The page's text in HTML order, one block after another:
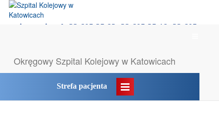
rejestracja tel: 32 605 35 83, 32 605 35 18, 32 605
Likwidacja POZ → komunikat
Okręgowy Szpital Kolejowy w Katowicach
Strefa pacjenta